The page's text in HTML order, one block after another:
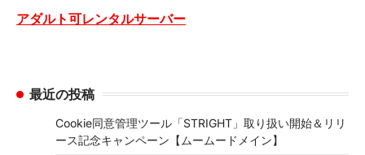
アダルト可レンタルサーバー
最近の投稿
Cookie同意管理ツール「STRIGHT」取り扱い開始＆リリ
ース記念キャンペーン【ムームードメイン】